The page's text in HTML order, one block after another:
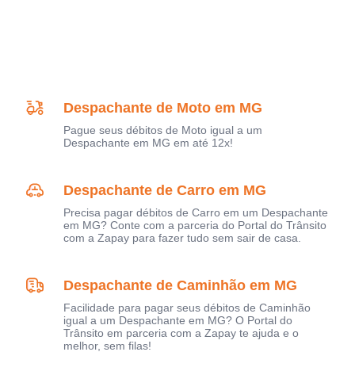
Despachante de Moto em MG
Pague seus débitos de Moto igual a um
Despachante em MG em até 12x!
Despachante de Carro em MG
Precisa pagar débitos de Carro em um Despachante
em MG? Conte com a parceria do Portal do Trânsito
com a Zapay para fazer tudo sem sair de casa.
Despachante de Caminhão em MG
Facilidade para pagar seus débitos de Caminhão
igual a um Despachante em MG? O Portal do
Trânsito em parceria com a Zapay te ajuda e o
melhor, sem filas!